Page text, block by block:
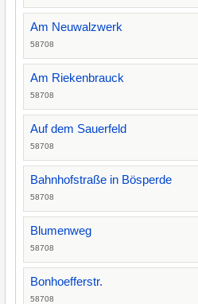
Am Neuwalzwerk
58708
Am Riekenbrauck
58708
Auf dem Sauerfeld
58708
Bahnhofstraße in Bösperde
58708
Blumenweg
58708
Bonhoefferstr.
58708